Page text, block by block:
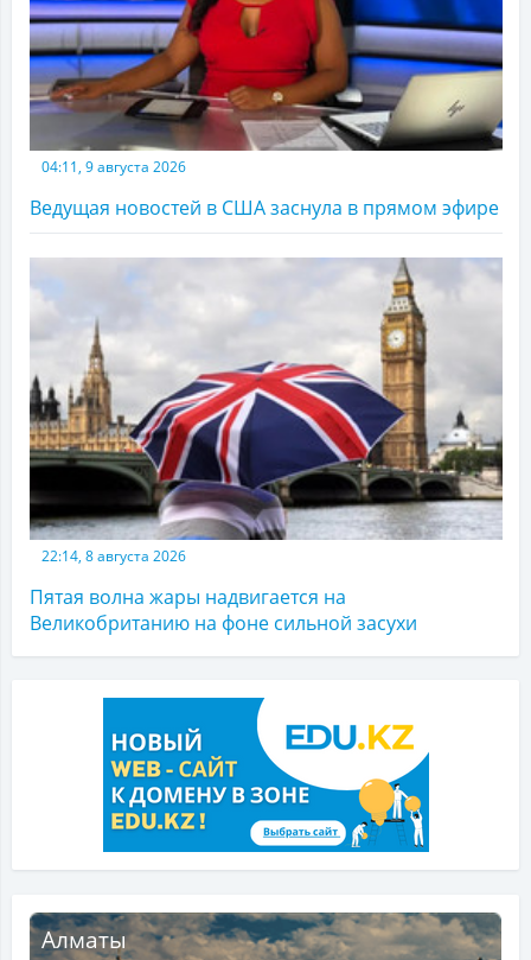
04:11, 9 августа 2026
Ведущая новостей в США заснула в прямом эфире
22:14, 8 августа 2026
Пятая волна жары надвигается на
Великобританию на фоне сильной засухи
Алматы